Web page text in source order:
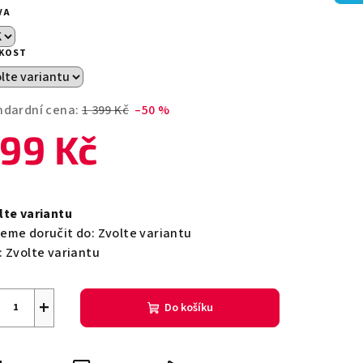
cena: 1 399 Kč –50 %
Kč
variantu
doručit do: Zvolte variantu
Zvolte variantu
+ Do košíku